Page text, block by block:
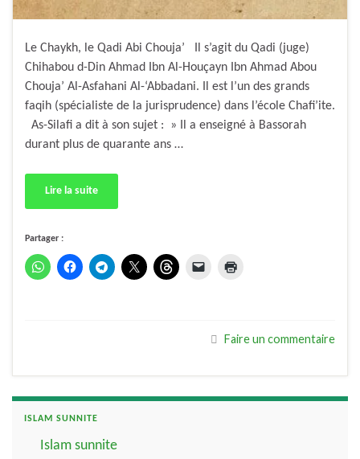
Le Chaykh, le Qadi Abi Chouja’ Il s’agit du Qadi (juge)
Chihabou d-Din Ahmad Ibn Al-Houçayn Ibn Ahmad Abou
Chouja’ Al-Asfahani Al-‘Abbadani. Il est l’un des grands
faqih (spécialiste de la jurisprudence) dans l’école Chafi’ite.
As-Silafi a dit à son sujet : » Il a enseigné à Bassorah
durant plus de quarante ans …
Lire la suite
Partager :
Faire un commentaire
ISLAM SUNNITE
Islam sunnite